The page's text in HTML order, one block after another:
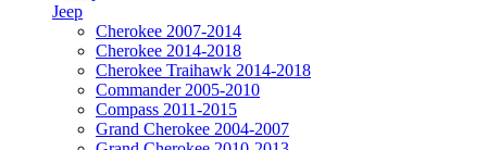
Jeep
Cherokee 2007-2014
Cherokee 2014-2018
Cherokee Traihawk 2014-2018
Commander 2005-2010
Compass 2011-2015
Grand Cherokee 2004-2007